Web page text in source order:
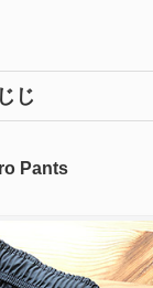
じ
Pants